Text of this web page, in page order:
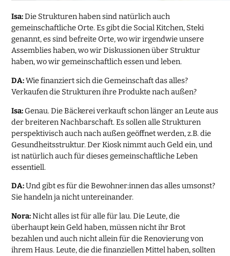
Isa:Die Strukturen haben sind natürlich auch
gemeinschaftliche Orte. Es gibt die Social Kitchen, Steki
genannt, es sind befreite Orte, wo wir irgendwie unsere
Assemblies haben, wo wir Diskussionen über Struktur
haben, wo wir gemeinschaftlich essen und leben.
DA:Wie finanziert sich die Gemeinschaft das alles?
Verkaufen die Strukturen ihre Produkte nach außen?
Isa: Genau. Die Bäckerei verkauft schon länger an Leute aus
der breiteren Nachbarschaft. Es sollen alle Strukturen
perspektivisch auch nach außen geöffnet werden, z.B. die
Gesundheitsstruktur. Der Kiosk nimmt auch Geld ein, und
ist natürlich auch für dieses gemeinschaftliche Leben
essentiell.
DA:Und gibt es für die Bewohner:innen das alles umsonst?
Sie handeln ja nicht untereinander.
Nora:Nicht alles ist für alle für lau. Die Leute, die
überhaupt kein Geld haben, müssen nicht ihr Brot
bezahlen und auch nicht allein für die Renovierung von
ihrem Haus. Leute, die die finanziellen Mittel haben, sollten